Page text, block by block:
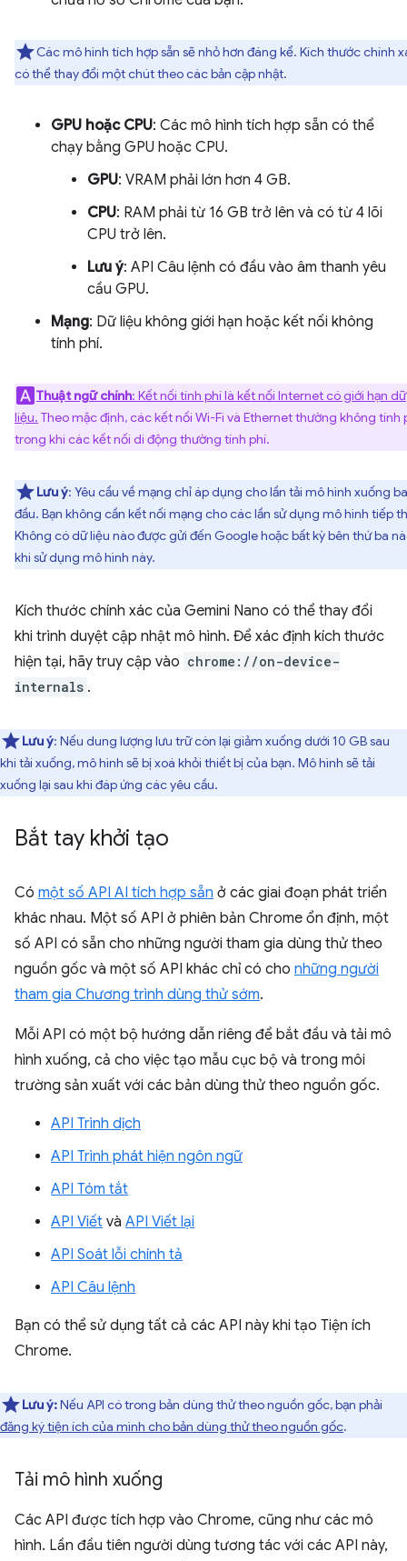
Các mô hình tích hợp sẵn sẽ nhỏ hơn đáng kể. Kích thước chính
có thể thay đổi một chút theo các bản cập nhật.
GPU hoặc CPU: Các mô hình tích hợp sẵn có thể
chạy bằng GPU hoặc CPU.
GPU: VRAM phải lớn hơn 4 GB.
CPU: RAM phải từ 16 GB trở lên và có từ 4 lõi
CPU trở lên.
Lưu ý: API Câu lệnh có đầu vào âm thanh yêu
cầu GPU.
Mạng: Dữ liệu không giới hạn hoặc kết nối không
tính phí.
Thuật ngữ chính: Kết nối tính phí là kết nối Internet có giới hạn dữ
liệu. Theo mặc định, các kết nối Wi-Fi và Ethernet thường không tính
trong khi các kết nối di động thường tính phí.
Lưu ý: Yêu cầu về mạng chỉ áp dụng cho lần tải mô hình xuống
đầu. Bạn không cần kết nối mạng cho các lần sử dụng mô hình tiếp
Không có dữ liệu nào được gửi đến Google hoặc bất kỳ bên thứ ba
khi sử dụng mô hình này.
Kích thước chính xác của Gemini Nano có thể thay đổi
khi trình duyệt cập nhật mô hình. Để xác định kích thước
hiện tại, hãy truy cập vào chrome://on-device-
internals .
Lưu ý: Nếu dung lượng lưu trữ còn lại giảm xuống dưới 10 GB sau
khi tải xuống, mô hình sẽ bị xoá khỏi thiết bị của bạn. Mô hình sẽ tải
xuống lại sau khi đáp ứng các yêu cầu.
Bắt tay khởi tạo
Có một số API AI tích hợp sẵn ở các giai đoạn phát triển
khác nhau. Một số API ở phiên bản Chrome ổn định, một
số API có sẵn cho những người tham gia dùng thử theo
nguồn gốc và một số API khác chỉ có cho những người
tham gia Chương trình dùng thử sớm.
Mỗi API có một bộ hướng dẫn riêng để bắt đầu và tải mô
hình xuống, cả cho việc tạo mẫu cục bộ và trong môi
trường sản xuất với các bản dùng thử theo nguồn gốc.
API Trình dịch
API Trình phát hiện ngôn ngữ
API Tóm tắt
API Viết và API Viết lại
API Soát lỗi chính tả
API Câu lệnh
Bạn có thể sử dụng tất cả các API này khi tạo Tiện ích
Chrome.
Lưu ý:Nếu API có trong bản dùng thử theo nguồn gốc, bạn phải
đăng ký tiện ích của mình cho bản dùng thử theo nguồn gốc.
Tải mô hình xuống
Các API được tích hợp vào Chrome, cũng như các mô
hình. Lần đầu tiên người dùng tương tác với các API này,